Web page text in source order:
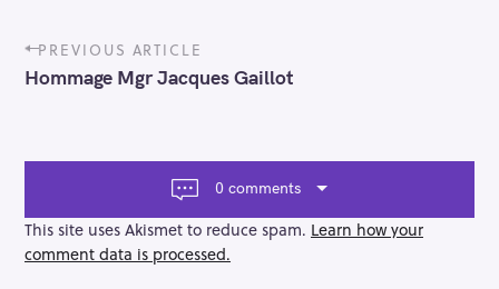
P
o
s
a
g
a
t
PREVIOUS ARTICLE
Hommage Mgr Jacques Gaillot
0 comments
This site uses Akismet to reduce spam. Learn how your
comment data is processed.